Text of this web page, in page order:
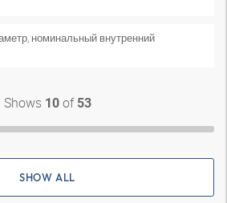
номинальный внутренний
Shows 10of 53
SHOW ALL